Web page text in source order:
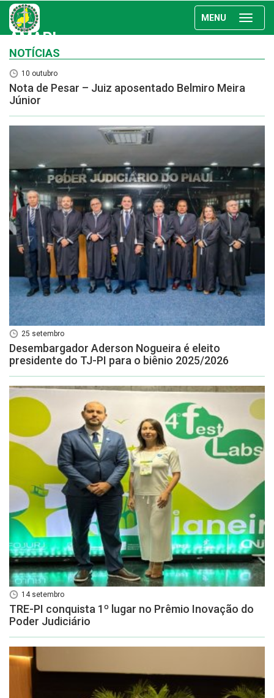
MENU
AMAPI
NOTÍCIAS
10 outubro
Nota de Pesar – Juiz aposentado Belmiro Meira
Júnior
25 setembro
Desembargador Aderson Nogueira é eleito
presidente do TJ-PI para o biênio 2025/2026
14 setembro
TRE-PI conquista 1º lugar no Prêmio Inovação do
Poder Judiciário